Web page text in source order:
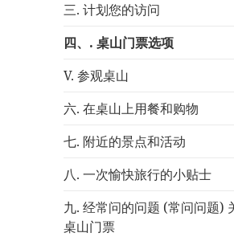
三. 计划您的访问
四、. 桌山门票选项
V. 参观桌山
六. 在桌山上用餐和购物
七. 附近的景点和活动
八. 一次愉快旅行的小贴士
九. 经常问的问题 (常问问题)
桌山门票